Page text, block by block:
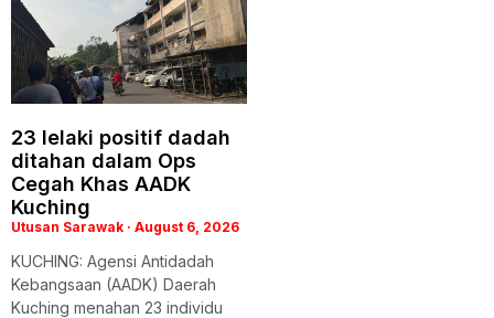
23 lelaki positif dadah
ditahan dalam Ops
Cegah Khas AADK
Kuching
Utusan Sarawak August 6, 2026
KUCHING: Agensi Antidadah
Kebangsaan (AADK) Daerah
Kuching menahan 23 individu